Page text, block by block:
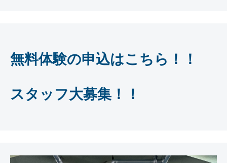
無料体験の申込はこちら！！
スタッフ大募集！！